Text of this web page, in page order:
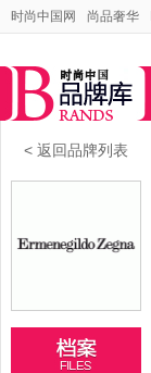
时尚中国网 尚品奢华
< 返回品牌列表